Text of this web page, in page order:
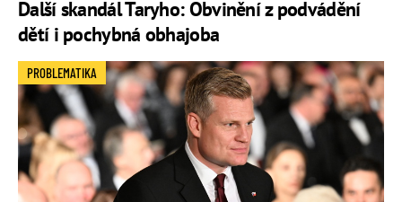
Další skandál Taryho: Obvinění z podvádění
dětí i pochybná obhajoba
PROBLEMATIKA